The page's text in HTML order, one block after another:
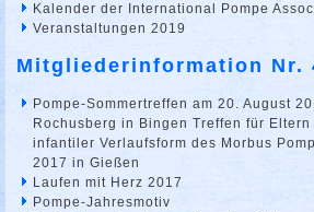
Kalender der International Pompe
Veranstaltungen 2019
Mitgliederinformation Nr.
Pompe-Sommertreffen am 20. August
Rochusberg in Bingen Treffen für
infantiler Verlaufsform des Morbus
2017 in Gießen
Laufen mit Herz 2017
Pompe-Jahresmotiv